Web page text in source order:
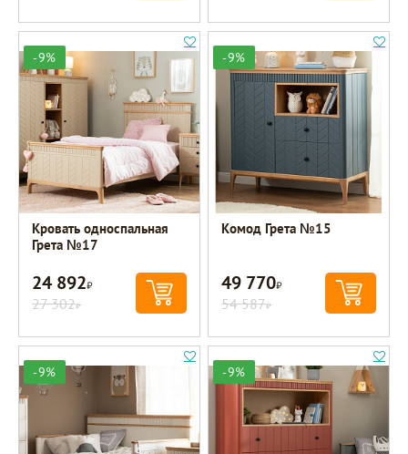
-9%
Кровать односпальная
Грета №17
24 892Р
27 302Р
-9%
Комод Грета №15
49 770Р
54 587Р
-9% -9%